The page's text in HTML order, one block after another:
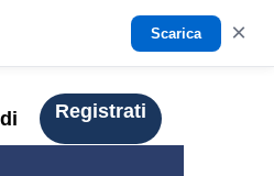
Scarica ×
Registrati